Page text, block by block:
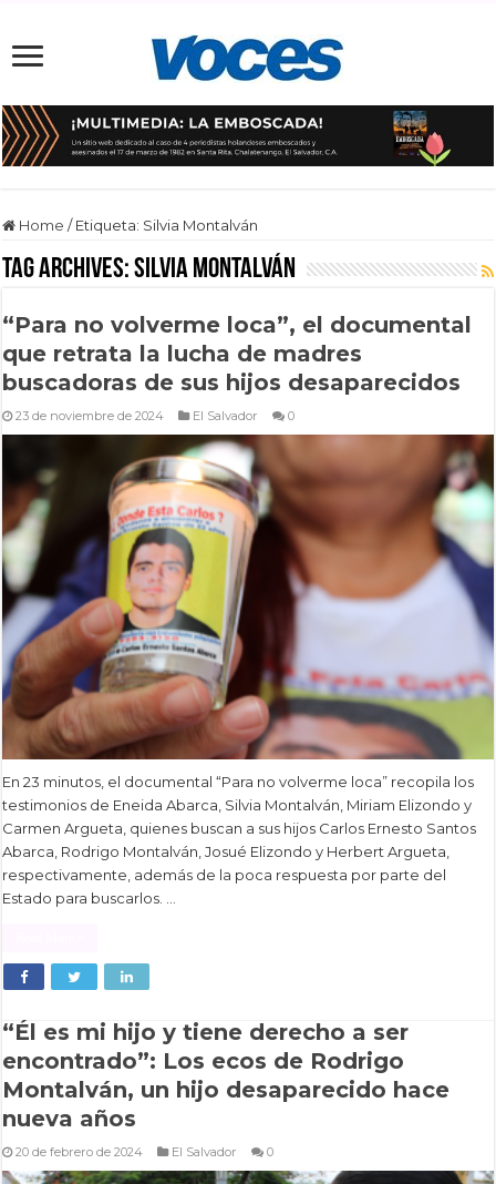
Home / Etiqueta: Silvia Montalván
Tag Archives:Silvia Montalván
“Para no volverme loca”, el documental
que retrata la lucha de madres
buscadoras de sus hijos desaparecidos
23 de noviembre de 2024 El Salvador 0
En 23 minutos, el documental “Para no volverme loca” recopila los
testimonios de Eneida Abarca, Silvia Montalván, Miriam Elizondo y
Carmen Argueta, quienes buscan a sus hijos Carlos Ernesto Santos
Abarca, Rodrigo Montalván, Josué Elizondo y Herbert Argueta,
respectivamente, además de la poca respuesta por parte del
Estado para buscarlos. …
“Él es mi hijo y tiene derecho a ser
encontrado”: Los ecos de Rodrigo
Montalván, un hijo desaparecido hace
nueva años
20 de febrero de 2024 El Salvador 0